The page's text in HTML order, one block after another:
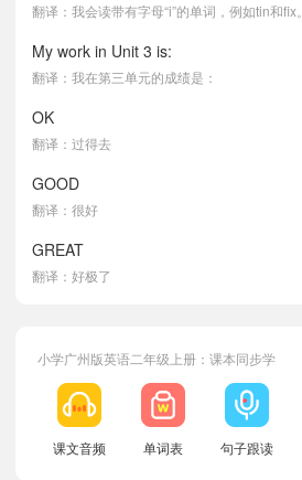
翻译：我会读带有字母“i”的单词，例如tin和fix。
My work in Unit 3 is:
翻译：我在第三单元的成绩是：
OK
翻译：过得去
GOOD
翻译：很好
GREAT
翻译：好极了
小学广州版英语二年级上册：课本同步学
课文音频 单词表 句子跟读